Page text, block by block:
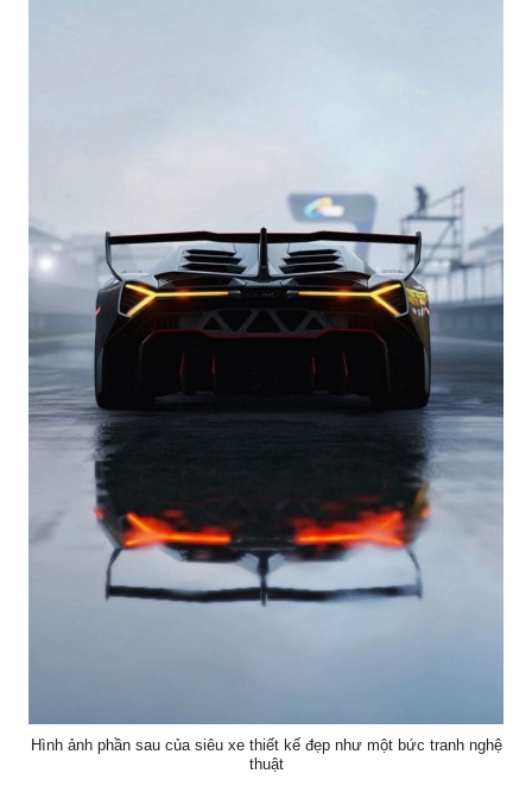
Hình ảnh phần sau của siêu xe thiết kế đẹp như một bức tranh nghệ
thuật